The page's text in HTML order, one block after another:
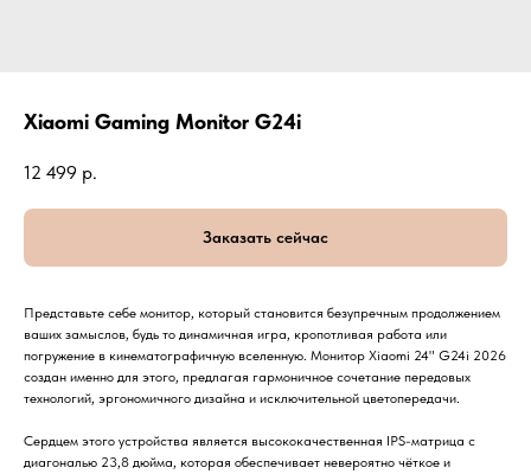
Xiaomi Gaming Monitor G24i
12 499 р.
Заказать сейчас
Представьте себе монитор, который становится безупречным продолжением
ваших замыслов, будь то динамичная игра, кропотливая работа или
погружение в кинематографичную вселенную. Монитор Xiaomi 24" G24i 2026
создан именно для этого, предлагая гармоничное сочетание передовых
технологий, эргономичного дизайна и исключительной цветопередачи.
Сердцем этого устройства является высококачественная IPS-матрица с
диагональю 23,8 дюйма, которая обеспечивает невероятно чёткое и